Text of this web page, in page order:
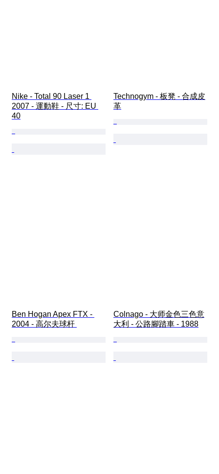
Nike - Total 90 Laser 1
2007 - 運動鞋 - 尺寸: EU
40
Technogym - 板凳 - 合成皮
革
Ben Hogan Apex FTX -
2004 - 高尔夫球杆
Colnago - 大师金色三色意
大利 - 公路腳踏車 - 1988